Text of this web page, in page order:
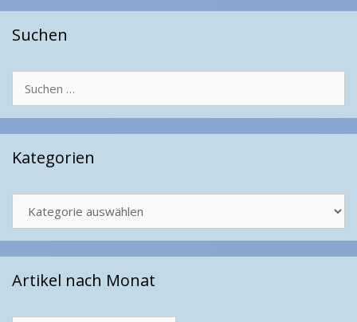
Suchen
nach:
Kategorien
Artikel nach Monat